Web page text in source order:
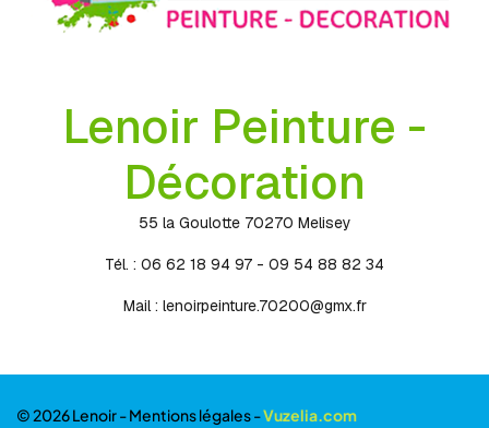
Lenoir Peinture -
Décoration
55 la Goulotte 70270 Melisey
Tél. : 06 62 18 94 97 - 09 54 88 82 34
Mail : lenoirpeinture.70200@gmx.fr
© 2026 Lenoir -Mentions légales-Vuzelia.com